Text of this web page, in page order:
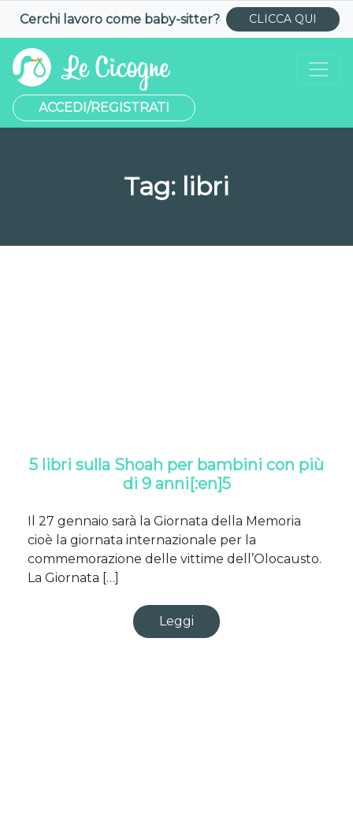
Cerchi lavoro come baby-sitter? CLICCA QUI
ACCEDI/REGISTRATI
Tag: libri
5 libri sulla Shoah per bambini con più
di 9 anni[:en]5
Il 27 gennaio sarà la Giornata della Memoria
cioè la giornata internazionale per la
commemorazione delle vittime dell’Olocausto.
La Giornata […]
Leggi